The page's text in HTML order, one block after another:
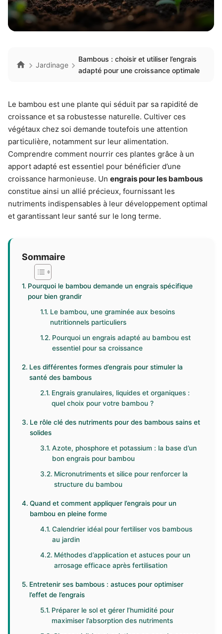
Jardinage
Bambous : choisir et utiliser l’engrais
adapté pour une croissance optimale
Le bambou est une plante qui séduit par sa rapidité de
croissance et sa robustesse naturelle. Cultiver ces
végétaux chez soi demande toutefois une attention
particulière, notamment sur leur alimentation.
Comprendre comment nourrir ces plantes grâce à un
apport adapté est essentiel pour bénéficier d’une
croissance harmonieuse. Un engrais pour les bambous
constitue ainsi un allié précieux, fournissant les
nutriments indispensables à leur développement optimal
et garantissant leur santé sur le long terme.
Sommaire
Pourquoi le bambou demande un engrais spécifique
pour bien grandir
Le bambou, une graminée aux besoins
nutritionnels particuliers
Pourquoi un engrais adapté au bambou est
essentiel pour sa croissance
Les différentes formes d’engrais pour stimuler la
santé des bambous
Engrais granulaires, liquides et organiques :
quel choix pour votre bambou ?
Le rôle clé des nutriments pour des bambous sains et
solides
Azote, phosphore et potassium : la base d’un
bon engrais pour bambou
Micronutriments et silice pour renforcer la
structure du bambou
Quand et comment appliquer l’engrais pour un
bambou en pleine forme
Calendrier idéal pour fertiliser vos bambous
au jardin
Méthodes d’application et astuces pour un
arrosage efficace après fertilisation
Entretenir ses bambous : astuces pour optimiser
l’effet de l’engrais
Préparer le sol et gérer l’humidité pour
maximiser l’absorption des nutriments